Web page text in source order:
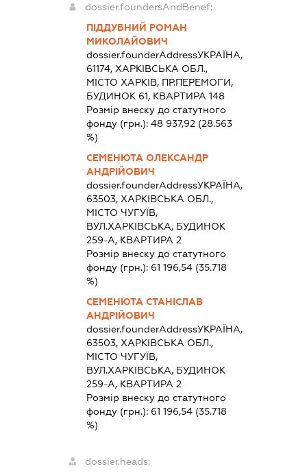
dossier.foundersAndBenef:
ПІДДУБНИЙ РОМАН
МИКОЛАЙОВИЧ
dossier.founderAddressУКРАЇНА,
61174, ХАРКІВСЬКА ОБЛ.,
МІСТО ХАРКІВ, ПР.ПЕРЕМОГИ,
БУДИНОК 61, КВАРТИРА 148
Розмір внеску до статутного
фонду (грн.): 48 937,92 (28.563
%)
СЕМЕНЮТА ОЛЕКСАНДР
АНДРІЙОВИЧ
dossier.founderAddressУКРАЇНА,
63503, ХАРКІВСЬКА ОБЛ.,
МІСТО ЧУГУЇВ,
ВУЛ.ХАРКІВСЬКА, БУДИНОК
259-А, КВАРТИРА 2
Розмір внеску до статутного
фонду (грн.): 61 196,54(35.718
%)
СЕМЕНЮТА СТАНІСЛАВ
АНДРІЙОВИЧ
dossier.founderAddressУКРАЇНА,
63503, ХАРКІВСЬКА ОБЛ.,
МІСТО ЧУГУЇВ,
ВУЛ.ХАРКІВСЬКА, БУДИНОК
259-А, КВАРТИРА 2
Розмір внеску до статутного
фонду (грн.): 61 196,54(35.718
%)
dossier.heads: